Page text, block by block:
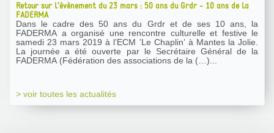
Retour sur l’évènement du 23 mars : 50 ans du Grdr - 10 ans de la
FADERMA
Dans le cadre des 50 ans du Grdr et de ses 10 ans, la
FADERMA a organisé une rencontre culturelle et festive le
samedi 23 mars 2019 à l’ECM ’Le Chaplin’ à Mantes la Jolie.
La journée a été ouverte par le Secrétaire Général de la
FADERMA (Fédération des associations de la (…)...
> voir toutes les actualités